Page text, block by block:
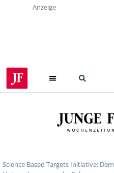
Anzeige
Science Based Targets Initiative: